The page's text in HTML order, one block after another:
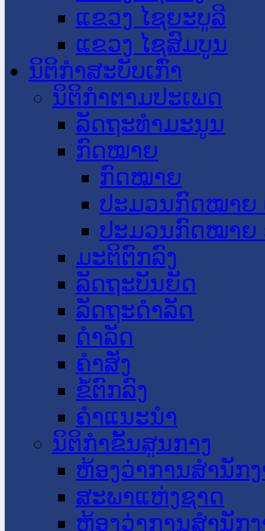
ແຂວງ ໄຊຍະບູລີ
ແຂວງ ໄຊສົມບູນ
ນິຕິກໍາສະບັບເກົ່າ
ນິຕິກຳຕາມປະເພດ
ລັດຖະທໍາມະນູນ
ກົດໝາຍ
ກົດໝາຍ
ປະມວນກົດໝາຍ
ປະມວນກົດໝາຍ
ມະຕິຕົກລົງ
ລັດຖະບັນຍັດ
ລັດຖະດໍາລັດ
ດໍາລັດ
ຄໍາສັ່ງ
ຂໍ້ຕົກລົງ
ຄໍາແນະນໍາ
ນິຕິກໍາຂັ້ນສູນກາງ
ຫ້ອງວ່າການສໍານັກ
ສະພາແຫ່ງຊາດ
ຫ້ອງວ່າການສຳນັກ